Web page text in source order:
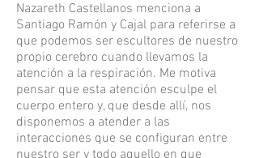
Nazareth Castellanos menciona a
Santiago Ramón y Cajal para referirse a
que podemos ser escultores de nuestro
propio cerebro cuando llevamos la
atención a la respiración. Me motiva
pensar que esta atención esculpe el
cuerpo entero y, que desde allí, nos
disponemos a atender a las
interacciones que se configuran entre
nuestro ser y todo aquello en que